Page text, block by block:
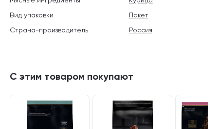
Вид упаковки
Пакет
Страна-производитель
Россия
С этим товаром покупают